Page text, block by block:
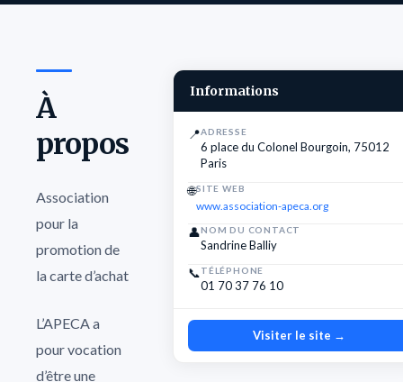
À
propos
Association
pour la
promotion de
la carte d’achat
L’APECA a
pour vocation
d’être une
Informations
📍ADRESSE
6 place du Colonel Bourgoin, 75012
Paris
🌐SITE WEB
www.association-apeca.org
👤NOM DU CONTACT
Sandrine Balliy
📞TÉLÉPHONE
01 70 37 76 10
Visiter le site →